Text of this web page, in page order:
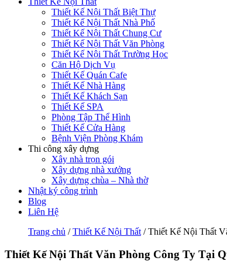
Thiết Kế Nội Thất Biệt Thự
Thiết Kế Nội Thất Nhà Phố
Thiết Kế Nội Thất Chung Cư
Thiết Kế Nội Thất Văn Phòng
Thiết Kế Nội Thất Trường Học
Căn Hộ Dịch Vụ
Thiết Kế Quán Cafe
Thiết Kế Nhà Hàng
Thiết Kế Khách Sạn
Thiết Kế SPA
Phòng Tập Thể Hình
Thiết Kế Cửa Hàng
Bệnh Viện Phòng Khám
Thi công xây dựng
Xây nhà trọn gói
Xây dựng nhà xưởng
Xây dựng chùa – Nhà thờ
Nhật ký công trình
Blog
Liên Hệ
Trang chủ /Thiết Kế Nội Thất / Thiết Kế Nội Thất
Thiết Kế Nội Thất Văn Phòng Công Ty Tại